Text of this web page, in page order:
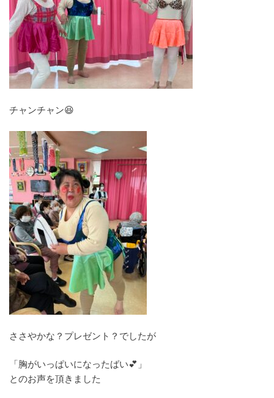
チャンチャン😆
ささやかな？プレゼント？でしたが
「胸がいっぱいになったばい💕」
とのお声を頂きました